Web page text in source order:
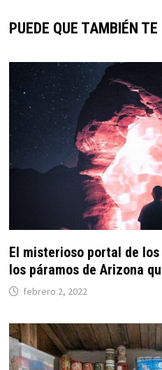
PUEDE QUE TAMBIÉN TE
El misterioso portal de
los páramos de Arizona
febrero 2, 2022